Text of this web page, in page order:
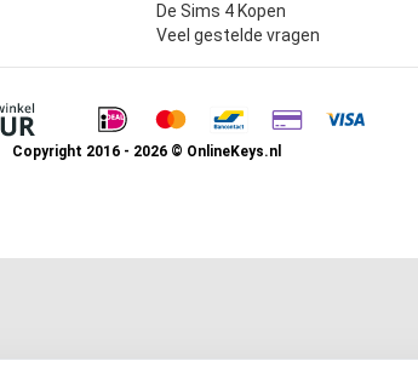
De Sims 4 Kopen
Veel gestelde vragen
Copyright 2016 - 2026 © OnlineKeys.nl